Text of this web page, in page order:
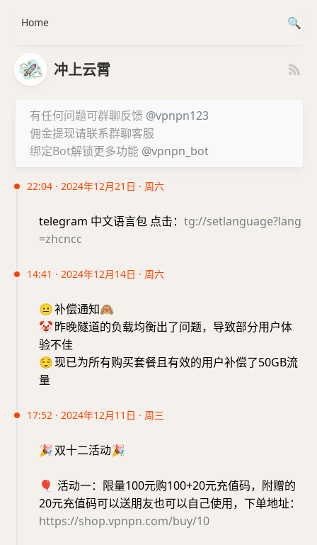
冲上云霄
有任何问题可群聊反馈 @vpnpn123
佣金提现请联系群聊客服
绑定Bot解锁更多功能 @vpnpn_bot
22:04 · 2024年12月21日 · 周六
telegram 中文语言包 点击： tg://setlanguage?lang
=zhcncc
14:41 · 2024年12月14日 · 周六
😐补偿通知🙈
🤡昨晚隧道的负载均衡出了问题，导致部分用户体
验不佳
😌现已为所有购买套餐且有效的用户补偿了50GB流
量
17:52 · 2024年12月11日 · 周三
🎉双十二活动🎉
🎈 活动一：限量100元购100+20元充值码，附赠的
20元充值码可以送朋友也可以自己使用，下单地址：
https://shop.vpnpn.com/buy/10
Home